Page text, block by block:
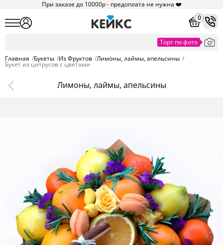
При заказе до 10000р - предоплата не нужна ❤️
0
Главная /Букеты /Из Фруктов /Лимоны, лаймы, апельсины /
Букет из цитрусов с цветами
Лимоны, лаймы, апельсины